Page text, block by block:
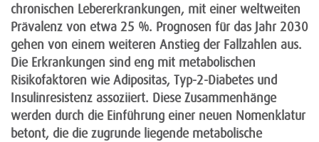
chronischen Lebererkrankungen, mit einer weltweiten
Prävalenz von etwa 25 %. Prognosen für das Jahr 2030
gehen von einem weiteren Anstieg der Fallzahlen aus.
Die Erkrankungen sind eng mit metabolischen
Risikofaktoren wie Adipositas, Typ-2-Diabetes und
Insulinresistenz assoziiert. Diese Zusammenhänge
werden durch die Einführung einer neuen Nomenklatur
betont, die die zugrunde liegende metabolische